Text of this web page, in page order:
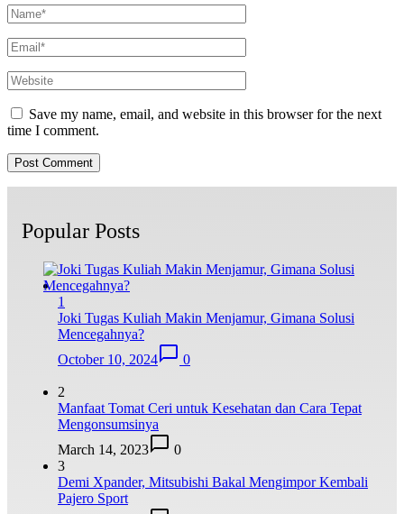
Save my name, email, and website in this browser for the next
time I comment.
Popular Posts
1
Joki Tugas Kuliah Makin Menjamur, Gimana Solusi
Mencegahnya?
October 10, 2024
0
2
Manfaat Tomat Ceri untuk Kesehatan dan Cara Tepat
Mengonsumsinya
March 14, 2023
0
3
Demi Xpander, Mitsubishi Bakal Mengimpor Kembali
Pajero Sport